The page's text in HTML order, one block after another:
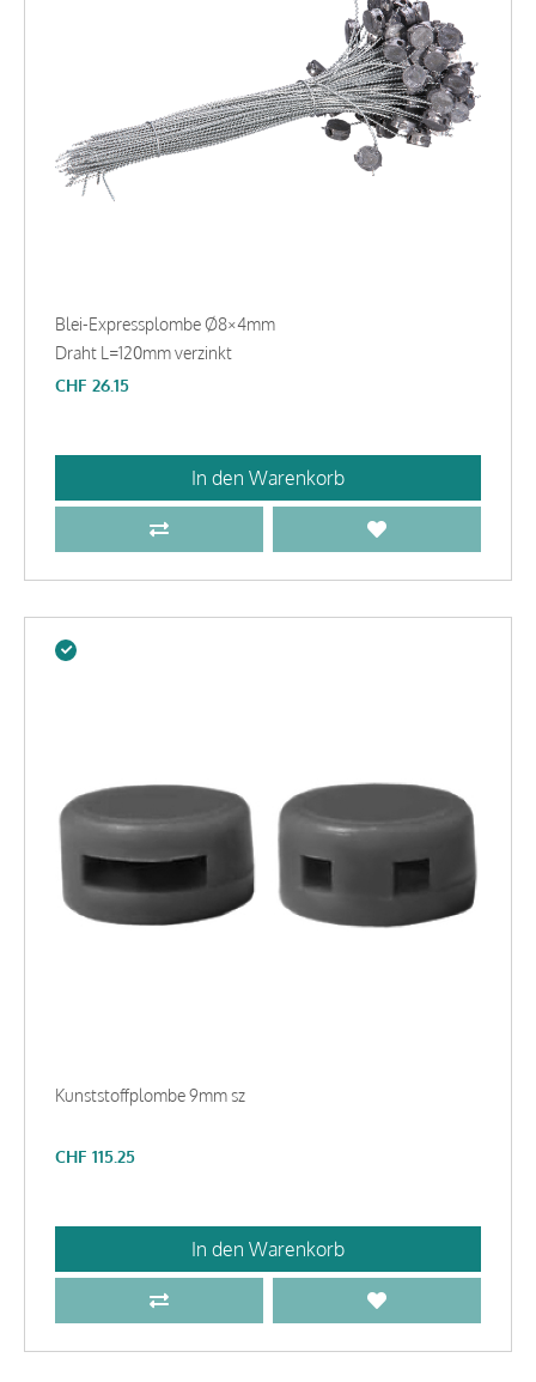
Blei-Expressplombe Ø8×4mm
Draht L=120mm verzinkt
CHF 26.15
In den Warenkorb
Kunststoffplombe 9mm sz
CHF 115.25
In den Warenkorb